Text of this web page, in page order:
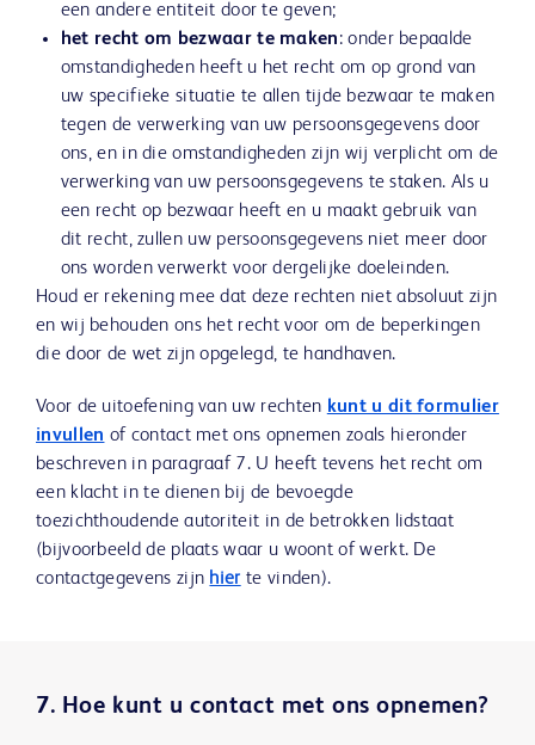
een andere entiteit door te geven;
het recht om bezwaar te maken: onder bepaalde
omstandigheden heeft u het recht om op grond van
uw specifieke situatie te allen tijde bezwaar te maken
tegen de verwerking van uw persoonsgegevens door
ons, en in die omstandigheden zijn wij verplicht om de
verwerking van uw persoonsgegevens te staken. Als u
een recht op bezwaar heeft en u maakt gebruik van
dit recht, zullen uw persoonsgegevens niet meer door
ons worden verwerkt voor dergelijke doeleinden.
Houd er rekening mee dat deze rechten niet absoluut zijn
en wij behouden ons het recht voor om de beperkingen
die door de wet zijn opgelegd, te handhaven.
Voor de uitoefening van uw rechten kunt u dit formulier
invullen of contact met ons opnemen zoals hieronder
beschreven in paragraaf 7. U heeft tevens het recht om
een klacht in te dienen bij de bevoegde
toezichthoudende autoriteit in de betrokken lidstaat
(bijvoorbeeld de plaats waar u woont of werkt. De
contactgegevens zijn hier te vinden).
7. Hoe kunt u contact met ons opnemen?